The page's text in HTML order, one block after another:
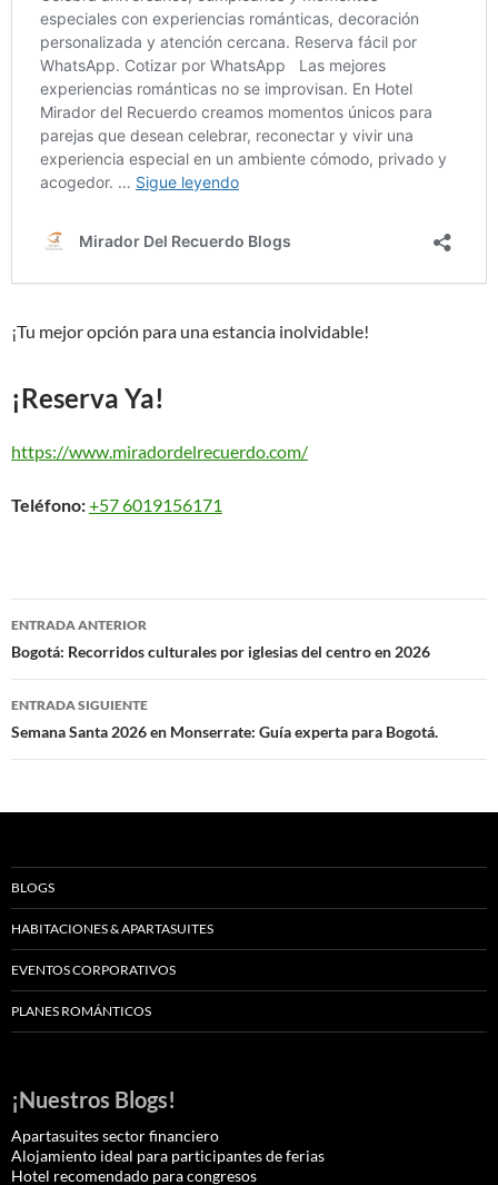
¡Tu mejor opción para una estancia inolvidable!
¡Reserva Ya!
https://www.miradordelrecuerdo.com/
Teléfono:+57 6019156171
Navegación
de
entradas
ENTRADA ANTERIOR
Bogotá: Recorridos culturales por iglesias del centro en 2026
ENTRADA SIGUIENTE
Semana Santa 2026 en Monserrate: Guía experta para Bogotá.
BLOGS
HABITACIONES & APARTASUITES
EVENTOS CORPORATIVOS
PLANES ROMÁNTICOS
¡Nuestros Blogs!
Apartasuites sector financiero
Alojamiento ideal para participantes de ferias
Hotel recomendado para congresos